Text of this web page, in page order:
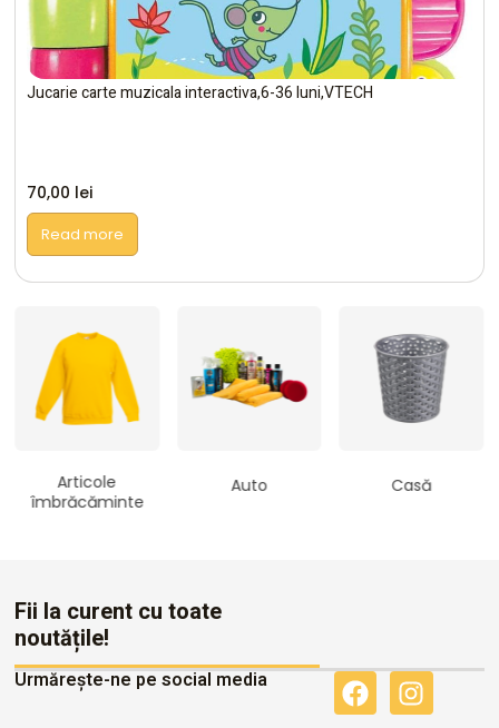
Jucarie carte muzicala interactiva,6-36 luni,VTECH
70,00 lei
Read more
Articole
îmbrăcăminte
Auto Casă
Fii la curent cu toate
noutățile!
Urmărește-ne pe social media
F
a
I
n